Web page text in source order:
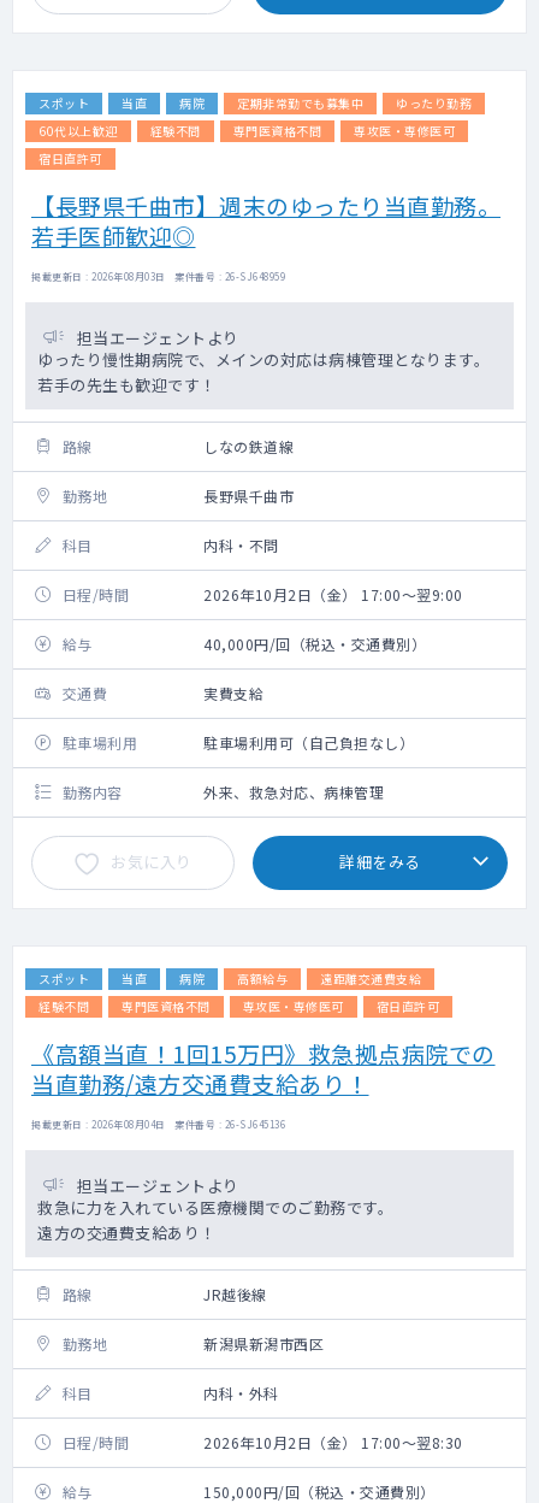
スポット 当直 病院 定期非常勤でも募集中
ゆったり勤務
60代以上歓迎
経験不問 専門医資格不問
専攻医・専修医可
宿日直許可
【長野県千曲市】週末のゆったり当直勤務。
若手医師歓迎◎
掲載更新日 : 2026年08月03日 案件番号 : 26-SJ648959
担当エージェントより
ゆったり慢性期病院で、メインの対応は病棟管理となります。
若手の先生も歓迎です！
路線 しなの鉄道線
勤務地 長野県千曲市
科目 内科・不問
日程/時間 2026年10月2日（金） 17:00～翌9:00
給与 40,000円/回（税込・交通費別）
交通費 実費支給
駐車場利用 駐車場利用可（自己負担なし）
勤務内容 外来、救急対応、病棟管理
お気に入り 詳細をみる
スポット 当直 病院 高額給与
遠距離交通費支給
経験不問
専門医資格不問 専攻医・専修医可 宿日直許可
《高額当直！1回15万円》救急拠点病院での
当直勤務/遠方交通費支給あり！
掲載更新日 : 2026年08月04日 案件番号 : 26-SJ645136
担当エージェントより
救急に力を入れている医療機関でのご勤務です。
遠方の交通費支給あり！
路線 JR越後線
勤務地 新潟県新潟市西区
科目 内科・外科
日程/時間 2026年10月2日（金） 17:00～翌8:30
給与 150,000円/回（税込・交通費別）